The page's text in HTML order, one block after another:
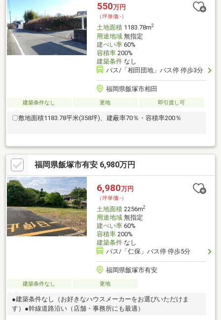
550万円
（坪単価:-）
土地面積1183.78m2
用途地域無指定
建ぺい率60%
容積率200%
建築条件なし
バス/「相田団地」バス停 停歩3分
福岡県飯塚市相田
建築条件なし 更地 即引渡し可
〇敷地面積1183.78平米(358坪)、建蔽率70％・容積率200％
福岡県飯塚市有安 6,980万円
6,980万円
（坪単価:-）
土地面積2256m2
用途地域無指定
建ぺい率60%
容積率200%
建築条件なし
バス/「仁保」バス停 停歩5分
福岡県飯塚市有安
建築条件なし 更地
●建築条件なし（お好きなハウスメーカーをお選びいただけま
す）●幹線道路沿い（店舗・事務所にも最適）